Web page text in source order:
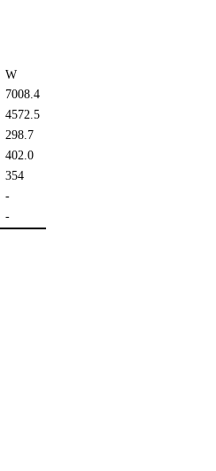
W
7008.4
4572.5
298.7
402.0
354
-
-